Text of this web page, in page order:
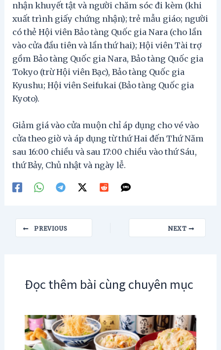
nhận khuyết tật và người chăm sóc đi kèm (khi
xuất trình giấy chứng nhận); trẻ mẫu giáo; người
có thẻ Hội viên Bảo tàng Quốc gia Nara (cho lần
vào cửa đầu tiên và lần thứ hai); Hội viên Tài trợ
gồm Bảo tàng Quốc gia Nara, Bảo tàng Quốc gia
Tokyo (trừ Hội viên Bạc), Bảo tàng Quốc gia
Kyushu; Hội viên Seifukai (Bảo tàng Quốc gia
Kyoto).
Giảm giá vào cửa muộn chỉ áp dụng cho vé vào
cửa theo giờ và áp dụng từ thứ Hai đến Thứ Năm
sau 16:00 chiều và sau 17:00 chiều vào thứ Sáu,
thứ Bảy, Chủ nhật và ngày lễ.
navigation
PREVIOUS NEXT
Đọc thêm bài cùng chuyên mục